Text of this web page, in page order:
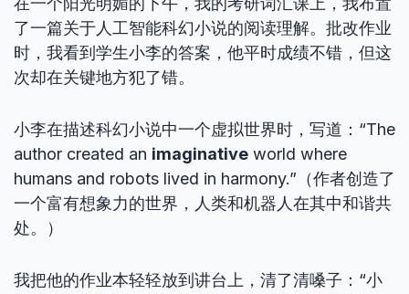
了一篇关于人工智能科幻小说的阅读理解。批改作业
时，我看到学生小李的答案，他平时成绩不错，但这
次却在关键地方犯了错。
小李在描述科幻小说中一个虚拟世界时，写道：“The
author created an imaginative world where
humans and robots lived in harmony.”（作者创造了
一个富有想象力的世界，人类和机器人在其中和谐共
处。）
我把他的作业本轻轻放到讲台上，清了清嗓子：“小